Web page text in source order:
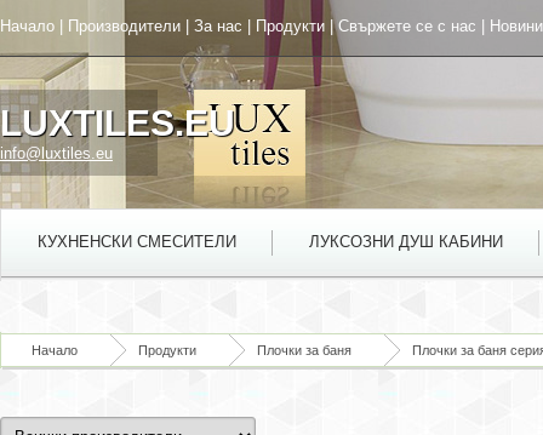
Начало Производители За нас Продукти |Свържете се с нас Новини
LUXTILES.EU
info@luxtiles.eu
КУХНЕНСКИ СМЕСИТЕЛИ ЛУКСОЗНИ ДУШ КАБИНИ
Начало Продукти Плочки за баня Плочки за баня